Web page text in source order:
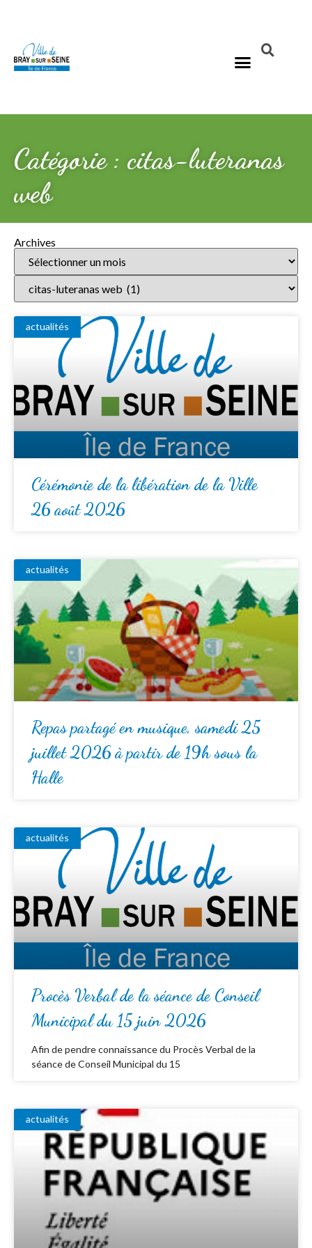
Catégorie : citas-luteranas
web
Archives
actualités
Cérémonie de la libération de la Ville
26 août 2026
actualités
Repas partagé en musique, samedi 25
juillet 2026 à partir de 19h sous la
Halle
actualités
Procès Verbal de la séance de Conseil
Municipal du 15 juin 2026
Afin de pendre connaissance du Procès Verbal de la
séance de Conseil Municipal du 15
actualités